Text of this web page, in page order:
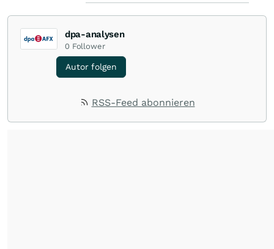
dpa-analysen
0 Follower
Autor folgen
RSS-Feed abonnieren